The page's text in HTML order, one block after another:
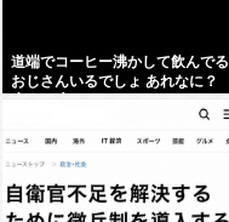
道端でコーヒー沸かして飲んでる
おじさんいるでしょ あれなに？